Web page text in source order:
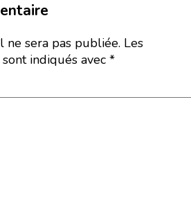
ne sera pas publiée. Les
indiqués avec *